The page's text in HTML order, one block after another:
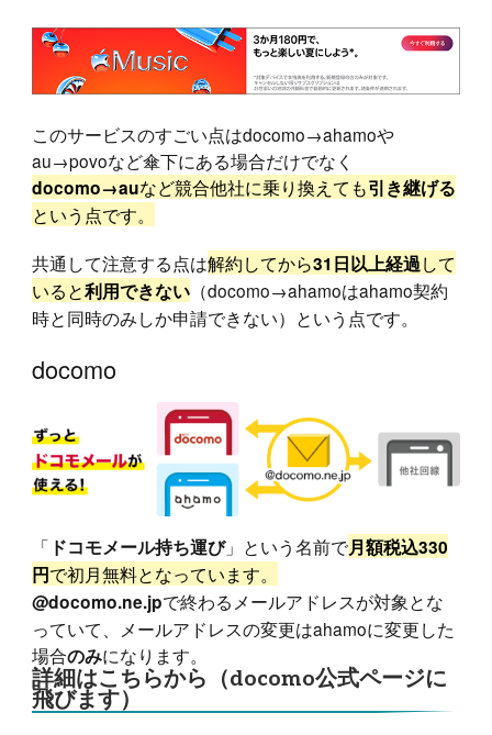
このサービスのすごい点はdocomo→ahamoや
au→povoなど傘下にある場合だけでなく
docomo→auなど競合他社に乗り換えても引き継げる
という点です。
共通して注意する点は解約してから31日以上経過して
いると利用できない （docomo→ahamoはahamo契約
時と同時のみしか申請できない）という点です。
docomo
「 ドコモメール持ち運び」という名前で月額税込330
円で初月無料となっています。
@docomo.ne.jpで終わるメールアドレスが対象とな
っていて、メールアドレスの変更はahamoに変更した
場合のみになります。
詳細はこちらから（docomo公式ページに
飛びます）